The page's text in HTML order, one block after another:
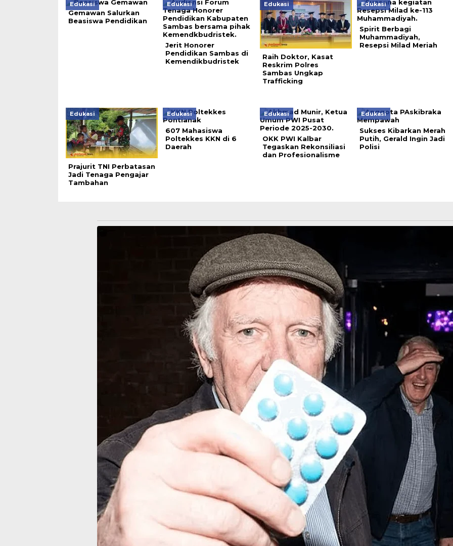
Edukasi
Gemawan Salurkan
Beasiswa Pendidikan
Edukasi
Jerit Honorer
Pendidikan Sambas di
Kemendikbudristek
Edukasi
Raih Doktor, Kasat
Reskrim Polres
Sambas Ungkap
Trafficking
Edukasi
Spirit Berbagi
Muhammadiyah,
Resepsi Milad Meriah
Edukasi
Prajurit TNI Perbatasan
Jadi Tenaga Pengajar
Tambahan
Edukasi
607 Mahasiswa
Poltekkes KKN di 6
Daerah
Edukasi
OKK PWI Kalbar
Tegaskan Rekonsiliasi
dan Profesionalisme
Edukasi
Sukses Kibarkan Merah
Putih, Gerald Ingin Jadi
Polisi